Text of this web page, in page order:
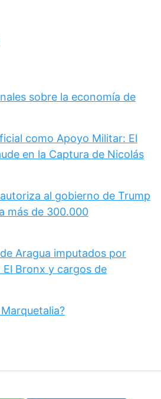
sobre la economía de
como Apoyo Militar: El
en la Captura de Nicolás
al gobierno de Trump
más de 300.000
Aragua imputados por
Bronx y cargos de